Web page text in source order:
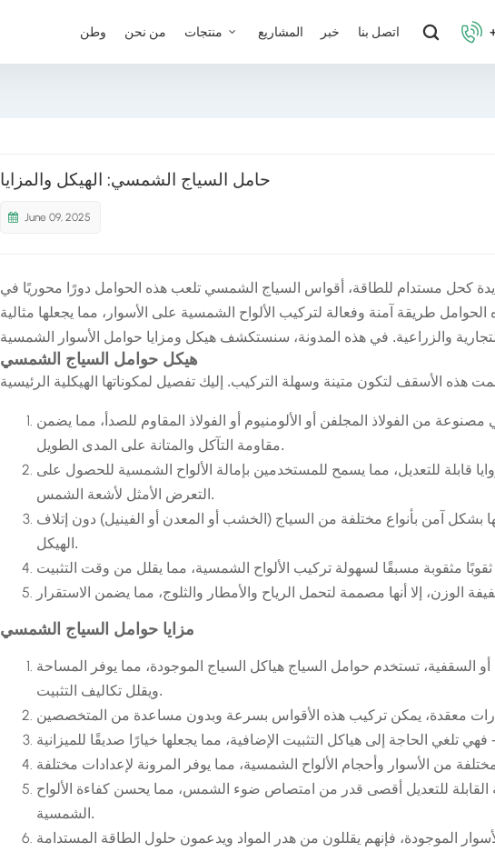
وطن من نحن المشاريع خبر اتصل بنا
حامل السياج الشمسي: الهيكل والمزايا
June 09, 2025
كحل مستدام للطاقة، أقواس السياج الشمسي تلعب هذه الحوامل دورًا محوريًا في
طريقة آمنة وفعالة لتركيب الألواح الشمسية على الأسوار، مما يجعلها مثالية
هيكل حوامل السياج الشمسي
من الفولاذ المجلفن أو الألومنيوم أو الفولاذ المقاوم للصدأ، مما يضمن
مقاومة التآكل والمتانة على المدى الطويل.
قابلة للتعديل، مما يسمح للمستخدمين بإمالة الألواح الشمسية للحصول على
التعرض الأمثل لأشعة الشمس.
بشكل آمن بأنواع مختلفة من السياج (الخشب أو المعدن أو الفينيل) دون إتلاف
الهيكل.
مزايا حوامل السياج الشمسي
تستخدم حوامل السياج هياكل السياج الموجودة، مما يوفر المساحة
ويقلل تكاليف التثبيت.
القابلة للتعديل أقصى قدر من امتصاص ضوء الشمس، مما يحسن كفاءة الألواح
الشمسية.